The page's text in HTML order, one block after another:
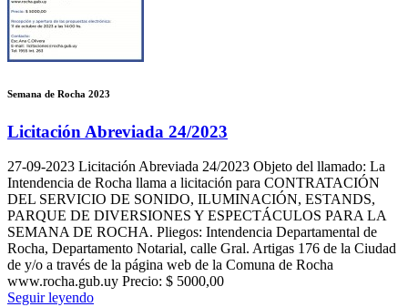
Semana de Rocha 2023
Licitación Abreviada 24/2023
27-09-2023 Licitación Abreviada 24/2023 Objeto del llamado: La
Intendencia de Rocha llama a licitación para CONTRATACIÓN
DEL SERVICIO DE SONIDO, ILUMINACIÓN, ESTANDS,
PARQUE DE DIVERSIONES Y ESPECTÁCULOS PARA LA
SEMANA DE ROCHA. Pliegos: Intendencia Departamental de
Rocha, Departamento Notarial, calle Gral. Artigas 176 de la Ciudad
de y/o a través de la página web de la Comuna de Rocha
www.rocha.gub.uy Precio: $ 5000,00
Seguir leyendo